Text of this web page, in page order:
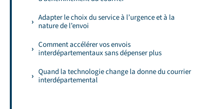
Adapter le choix du service à l’urgence et à la
nature de l’envoi
Comment accélérer vos envois
interdépartementaux sans dépenser plus
Quand la technologie change la donne du courrier
interdépartemental